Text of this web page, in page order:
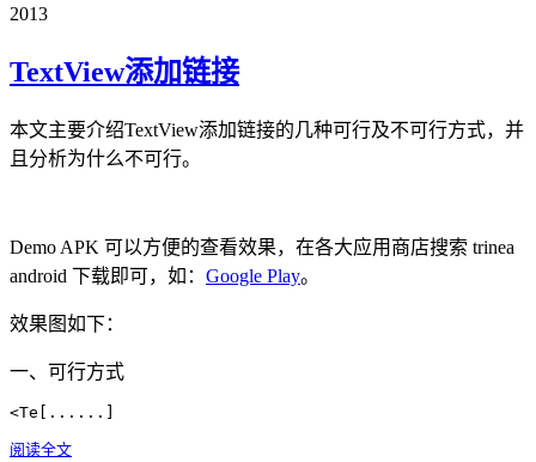
2013
TextView添加链接
本文主要介绍TextView添加链接的几种可行及不可行方式，并
且分析为什么不可行。
Demo APK 可以方便的查看效果，在各大应用商店搜索 trinea
android 下载即可，如： Google Play。
效果图如下：
一、可行方式
<Te[......]
阅读全文